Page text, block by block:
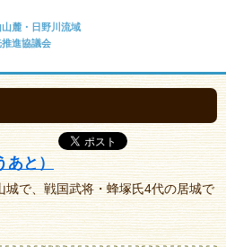
山麓・日野川流域
推進協議会
あと）
城で、戦国武将・蜂塚氏4代の居城で